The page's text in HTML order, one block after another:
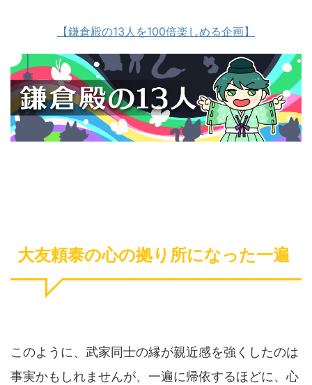
【鎌倉殿の13人を100倍楽しめる企画】
大友頼泰の心の拠り所になった一遍
このように、武家同士の縁が親近感を強くしたのは
事実かもしれませんが、一遍に帰依するほどに、心